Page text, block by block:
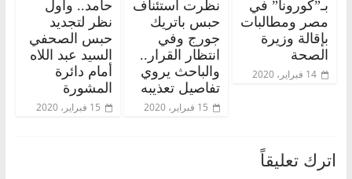
بـ”كورونا” في
مصر ومطالبات
بإقالة وزيرة
الصحة
14 فبراير، 2020
نظرت استئناف
حبس باتريك
جورج وفي
انتظار القرار..
والباحث يروي
تفاصيل تعذيبه
15 فبراير، 2020
حامد.. وأول
نظر لتجديد
حبس الصحفي
السيد عبد اللاه
أمام دائرة
المشورة
15 فبراير، 2020
اترك تعليقاً